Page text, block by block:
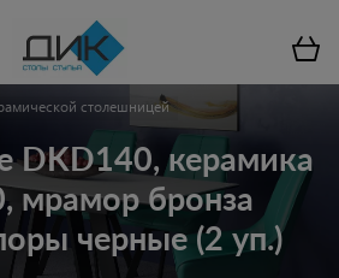
столешницей
DKD140, керамика
мрамор бронза
черные (2 уп.)